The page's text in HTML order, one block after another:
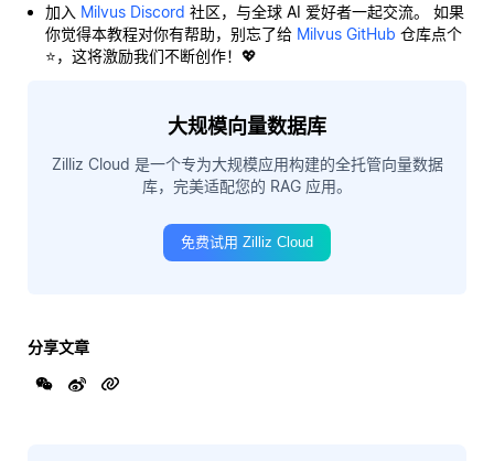
加入 Milvus Discord 社区，与全球 AI 爱好者一起交流。 如果
你觉得本教程对你有帮助，别忘了给 Milvus GitHub 仓库点个
⭐，这将激励我们不断创作！💖
大规模向量数据库
Zilliz Cloud 是一个专为大规模应用构建的全托管向量数据
库，完美适配您的 RAG 应用。
免费试用 Zilliz Cloud
分享文章